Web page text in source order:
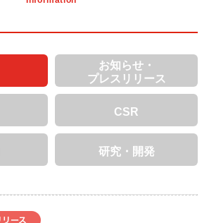
お知らせ・
プレスリリース
CSR
研究・開発